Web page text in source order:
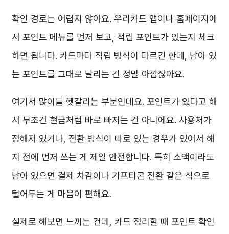
확인 경로는 어렵지 않아요. 우리카드 앱이나 홈페이지에
서 포인트 메뉴를 먼저 보고, 적립 포인트가 있는지 체크
하면 됩니다. 카드마다 적립 방식이 다르긴 한데, 남아 있
는 포인트를 그대로 날리는 건 정말 아깝잖아요.
여기서 많이들 헷갈리는 부분인데요. 포인트가 있다고 해
서 무조건 현금처럼 바로 빠지는 건 아니에요. 사용처가
정해져 있거나, 전환 방식이 따로 있는 경우가 있어서 해
지 전에 먼저 쓰는 게 제일 안전합니다. 특히 소액이라도
남아 있으면 결제 차감이나 기프티콘 전환 같은 식으로
털어두는 게 마음이 편해요.
실제로 해보면 느끼는 건데, 카드 정리할 때 포인트 확인